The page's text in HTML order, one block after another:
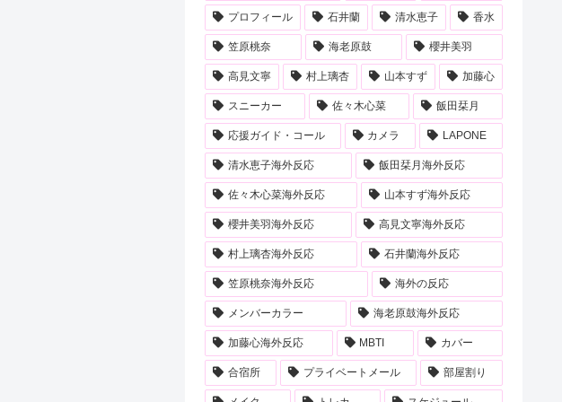
プロフィール 石井蘭 清水恵子 香水
笠原桃奈 海老原鼓 櫻井美羽
高見文寧 村上璃杏 山本すず 加藤心
スニーカー 佐々木心菜 飯田栞月
応援ガイド・コール カメラ LAPONE
清水恵子海外反応 飯田栞月海外反応
佐々木心菜海外反応 山本すず海外反応
櫻井美羽海外反応 高見文寧海外反応
村上璃杏海外反応 石井蘭海外反応
笠原桃奈海外反応 海外の反応
メンバーカラー 海老原鼓海外反応
加藤心海外反応 MBTI カバー
合宿所 プライベートメール 部屋割り